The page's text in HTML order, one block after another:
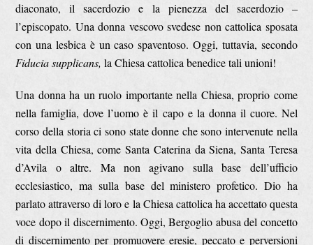
diaconato, il sacerdozio e la pienezza del sacerdozio –
l’episcopato. Una donna vescovo svedese non cattolica sposata
con una lesbica è un caso spaventoso. Oggi, tuttavia, secondo
Fiducia supplicans,la Chiesa cattolica benedice tali unioni!
Una donna ha un ruolo importante nella Chiesa, proprio come
nella famiglia, dove l’uomo è il capo e la donna il cuore. Nel
corso della storia ci sono state donne che sono intervenute nella
vita della Chiesa, come Santa Caterina da Siena, Santa Teresa
d’Avila o altre. Ma non agivano sulla base dell’ufficio
ecclesiastico, ma sulla base del ministero profetico. Dio ha
parlato attraverso di loro e la Chiesa cattolica ha accettato questa
voce dopo il discernimento. Oggi, Bergoglio abusa del concetto
di discernimento per promuovere eresie, peccato e perversioni